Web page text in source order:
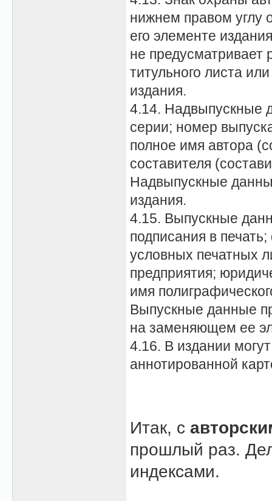
нижнем правом углу
его элементе
не
титульного листа
издания.
4.14. Надвыпускные
серии; номер
полное имя автора
составителя
Надвыпускные
издания.
4.15. Выпускные
подписания в
условных печатных
предприятия;
имя
Выпускные данные
на заменяющем ее
4.16. В издании
аннотированной
Итак, с
прошлый раз.
индексами.